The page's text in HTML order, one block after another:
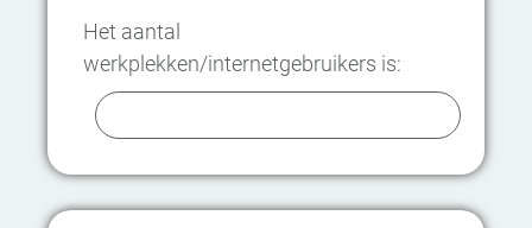
Het aantal
werkplekken/internetgebruikers is: